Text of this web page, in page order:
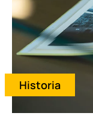
Historia